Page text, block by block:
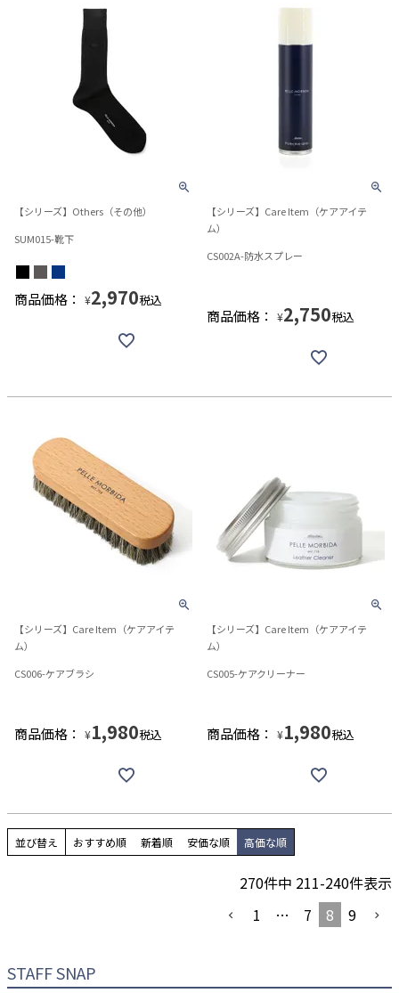
【シリーズ】Others（その他）
SUM015-靴下
商品価格： ¥2,970税込
【シリーズ】Care Item（ケアアイテ
ム）
CS002A-防水スプレー
商品価格： ¥2,750税込
【シリーズ】Care Item（ケアアイテ
ム）
CS006-ケアブラシ
商品価格： ¥1,980税込
【シリーズ】Care Item（ケアアイテ
ム）
CS005-ケアクリーナー
商品価格： ¥1,980税込
並び替え おすすめ順 新着順 安価な順 高価な順
270件中 211-240件表示
1
… 7 8 9
STAFF SNAP